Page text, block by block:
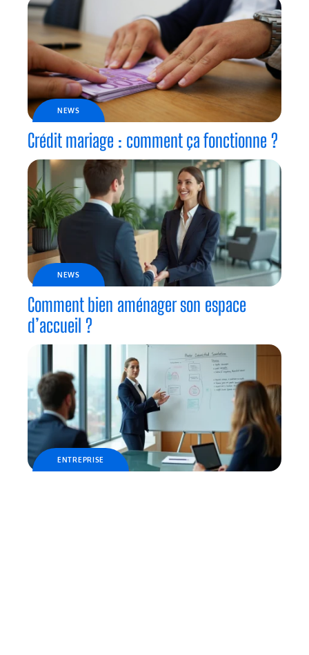
NEWS
Crédit mariage : comment ça fonctionne ?
NEWS
Comment bien aménager son espace
d’accueil ?
ENTREPRISE